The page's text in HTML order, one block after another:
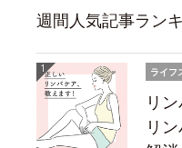
週間人気記事ラン
ライフ
リ
リ